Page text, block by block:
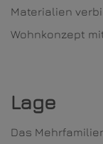
Materialien
Wohnkonzept
Lage
Das